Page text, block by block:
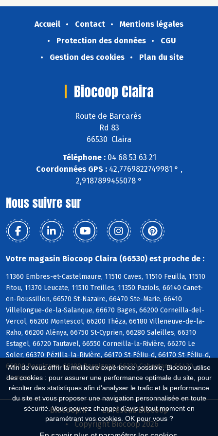
Afin de vous offrir la meilleure expérience possible, Biocoop utilise
des cookies : pour assurer une performance optimale du site, pour
récolter des statistiques afin d'analyser le trafic et la performance
du site et vous proposer une navigation personnalisée en toute
sécurité. Vous pouvez changer d'avis à tout moment en
paramétrant vos cookies. OK pour vous ?
Accueil Contact
Mentions légales
Protection des données
CGU
Gestion des cookies
Plan du site
Biocoop Claira
Route de Barcarès
Rd 83
66530 Claira
Téléphone :04 68 53 63 21
Coordonnées GPS :42,7769822749981 ° ,
2,9187899455078 °
Nous suivre sur
Votre magasin Biocoop Claira (66530) est proche de :
11360 Embres-et-Castelmaure, 11510 Caves, 11510 Feuilla, 11510
Fitou, 11370 Leucate, 11510 Treilles, 11350 Paziols, 66140 Canet-
en-Roussillon, 66570 St-Nazaire, 66470 Ste-Marie, 66410
Villelongue-de-la-Salanque, 66670 Bages, 66200 Corneilla-del-
Vercol, 66200 Montescot, 66200 Théza, 66180 Villeneuve-de-la-
Raho, 66200 Alénya, 66750 St-Cyprien, 66280 Saleilles, 66310
Estagel, 66720 Tautavel, 66550 Corneilla-la-Rivière, 66270 Le
Soler, 66370 Pézilla-la-Rivière, 66170 St-Féliu-d, 66170 St-Féliu-d,
66000 Perpignan, 66100 Perpignan, 66330 Cabestany, 66430
Bompas
Biocoop.fr
Le réseau Biocoop
Copyright Biocoop 2026